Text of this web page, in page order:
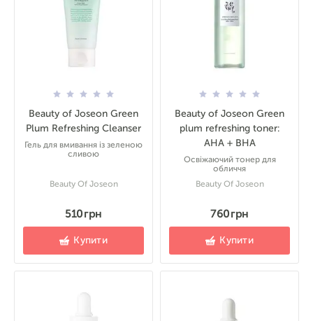
Beauty of Joseon Green
Plum Refreshing Cleanser
Гель для вмивання із зеленою
сливою
Beauty Of Joseon
510 грн
Купити
Beauty of Joseon Green
plum refreshing toner:
AHA + BHA
Освіжаючий тонер для
обличчя
Beauty Of Joseon
760 грн
Купити